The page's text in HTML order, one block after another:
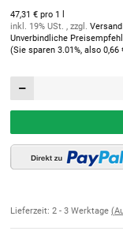
47,31 € pro 1 l
inkl. 19% USt. , zzgl. Versand
Unverbindliche
(Sie sparen 3.01%, also 0,66
Lieferzeit: 2 - 3 Werktage